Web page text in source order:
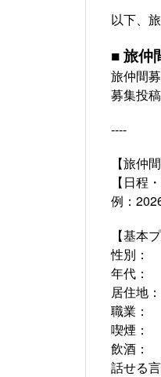
以下、
■ 旅仲
旅仲間
募集投
----
【旅仲
【日程
例：
【基本
性別：
年代：
居住地：
職業：
喫煙：
飲酒：
話せる言